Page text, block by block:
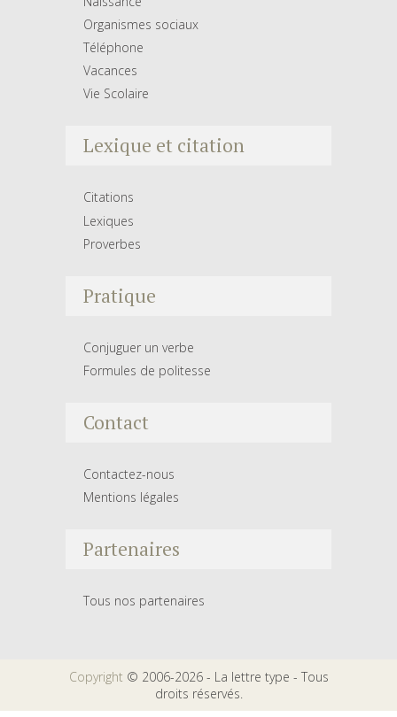
Organismes sociaux
Téléphone
Vacances
Vie Scolaire
Lexique et citation
Citations
Lexiques
Proverbes
Pratique
Conjuguer un verbe
Formules de politesse
Contact
Contactez-nous
Mentions légales
Partenaires
Tous nos partenaires
Copyright © 2006-2026 - La lettre type - Tous
droits réservés.